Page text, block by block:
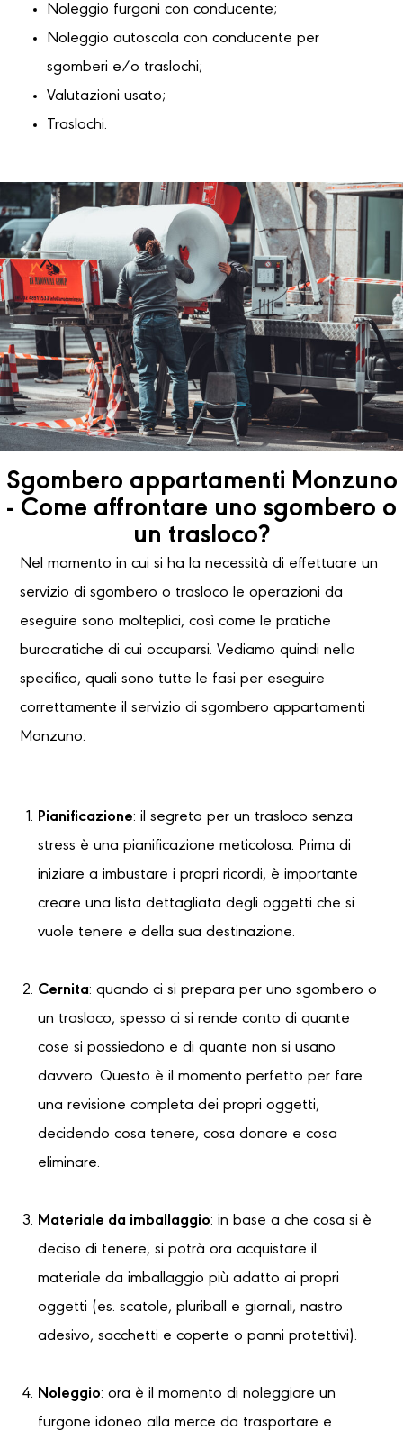
Noleggio furgoni con conducente;
Noleggio autoscala con conducente per
sgomberi e/o traslochi;
Valutazioni usato;
Traslochi.
Sgombero appartamenti Monzuno
- Come affrontare uno sgombero o
un trasloco?
Nel momento in cui si ha la necessità di effettuare un
servizio di sgombero o trasloco le operazioni da
eseguire sono molteplici, così come le pratiche
burocratiche di cui occuparsi. Vediamo quindi nello
specifico, quali sono tutte le fasi per eseguire
correttamente il servizio di sgombero appartamenti
Monzuno:
Pianificazione: il segreto per un trasloco senza
stress è una pianificazione meticolosa. Prima di
iniziare a imbustare i propri ricordi, è importante
creare una lista dettagliata degli oggetti che si
vuole tenere e della sua destinazione.
Cernita: quando ci si prepara per uno sgombero o
un trasloco, spesso ci si rende conto di quante
cose si possiedono e di quante non si usano
davvero. Questo è il momento perfetto per fare
una revisione completa dei propri oggetti,
decidendo cosa tenere, cosa donare e cosa
eliminare.
Materiale da imballaggio: in base a che cosa si è
deciso di tenere, si potrà ora acquistare il
materiale da imballaggio più adatto ai propri
oggetti (es. scatole, pluriball e giornali, nastro
adesivo, sacchetti e coperte o panni protettivi).
Noleggio: ora è il momento di noleggiare un
furgone idoneo alla merce da trasportare e